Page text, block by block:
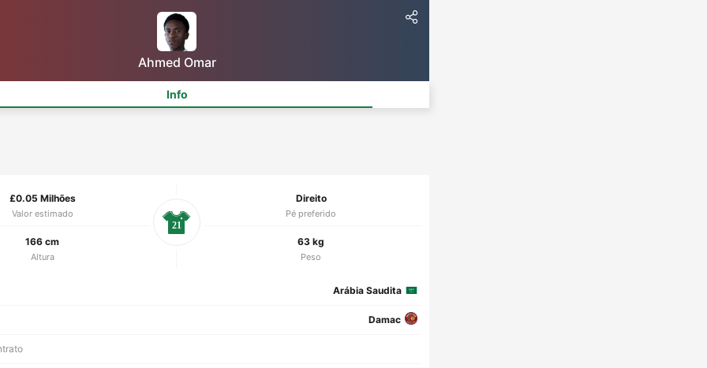
Ahmed Omar
Info
£0.05 Milhões
Valor estimado
Direito
Pé preferido
166 cm
Altura
63 kg
Peso
21
Arábia Saudita
Damac